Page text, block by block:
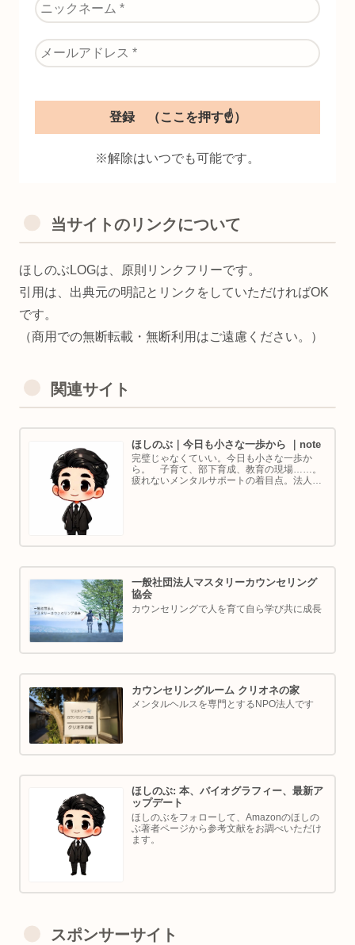
※解除はいつでも可能です。
当サイトのリンクについて
ほしのぶLOGは、原則リンクフリーです。
引用は、出典元の明記とリンクをしていただければOK
です。
（商用での無断転載・無断利用はご遠慮ください。）
関連サイト
ほしのぶ｜今日も小さな一歩から ｜note
完璧じゃなくていい。今日も小さな一歩か
ら。 子育て、部下育成、教育の現場……。
疲れないメンタルサポートの着目点。法人代
一般社団法人マスタリーカウンセリング
協会
カウンセリングで人を育て自ら学び共に成長
カウンセリングルーム クリオネの家
メンタルヘルスを専門とするNPO法人です
ほしのぶ: 本、バイオグラフィー、最新ア
ップデート
ほしのぶをフォローして、Amazonのほしの
ぶ著者ページから参考文献をお調べいただけ
ます。
スポンサーサイト